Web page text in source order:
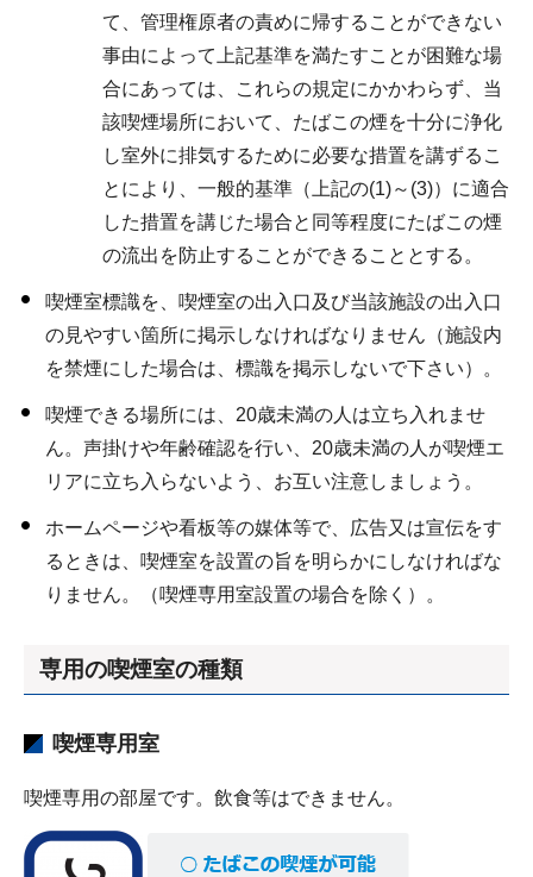
て、管理権原者の責めに帰することができない
事由によって上記基準を満たすことが困難な場
合にあっては、これらの規定にかかわらず、当
該喫煙場所において、たばこの煙を十分に浄化
し室外に排気するために必要な措置を講ずるこ
とにより、一般的基準（上記の(1)～(3)）に適合
した措置を講じた場合と同等程度にたばこの煙
の流出を防止することができることとする。
喫煙室標識を、喫煙室の出入口及び当該施設の出入口
の見やすい箇所に掲示しなければなりません（施設内
を禁煙にした場合は、標識を掲示しないで下さい）。
喫煙できる場所には、20歳未満の人は立ち入れませ
ん。声掛けや年齢確認を行い、20歳未満の人が喫煙エ
リアに立ち入らないよう、お互い注意しましょう。
ホームページや看板等の媒体等で、広告又は宣伝をす
るときは、喫煙室を設置の旨を明らかにしなければな
りません。（喫煙専用室設置の場合を除く）。
専用の喫煙室の種類
喫煙専用室
喫煙専用の部屋です。飲食等はできません。